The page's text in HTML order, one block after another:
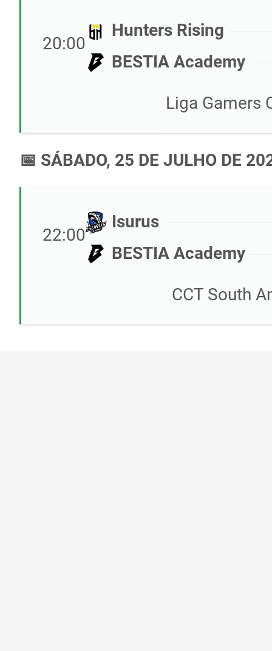
20:00
Hunters Rising
BESTIA Academy
Liga Gamers
📅 SÁBADO, 25 DE JULHO DE
22:00
Isurus
BESTIA Academy
CCT South